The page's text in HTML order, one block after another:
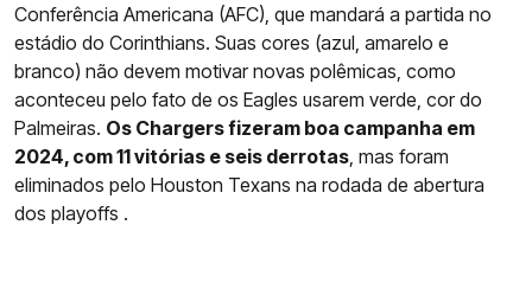
Conferência Americana (AFC), que mandará a partida no
estádio do Corinthians. Suas cores (azul, amarelo e
branco) não devem motivar novas polêmicas, como
aconteceu pelo fato de os Eagles usarem verde, cor do
Palmeiras. Os Chargers fizeram boa campanha em
2024, com 11 vitórias e seis derrotas, mas foram
eliminados pelo Houston Texans na rodada de abertura
dos playoffs .